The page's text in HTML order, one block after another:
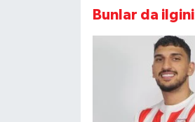
Bunlar da